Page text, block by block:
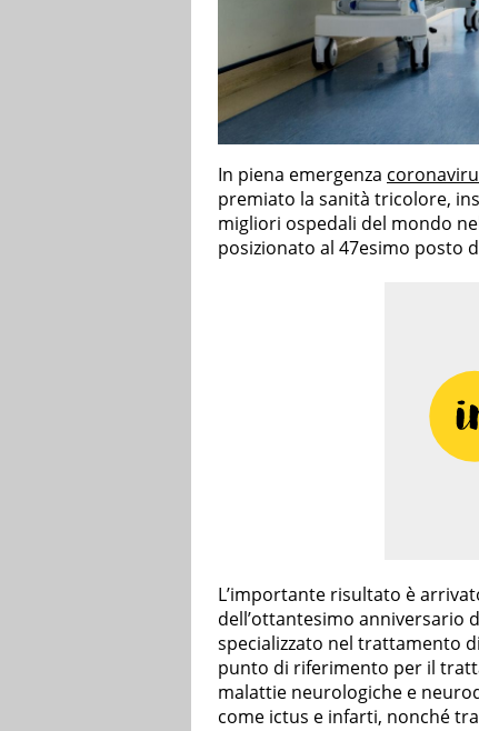
In piena emergenza
premiato la sanità tricolore,
migliori ospedali del mondo
posizionato al 47esimo posto
L’importante risultato è
dell’ottantesimo anniversario
specializzato nel trattamento
punto di riferimento per il
malattie neurologiche e
come ictus e infarti, nonché